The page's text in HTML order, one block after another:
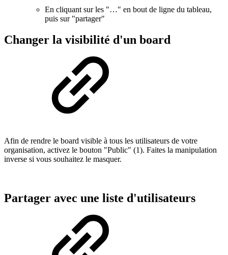
En cliquant sur les "…" en bout de ligne du tableau,
puis sur "partager"
Changer la visibilité d'un board
Afin de rendre le board visible à tous les utilisateurs de votre
organisation, activez le bouton "Public" (1). Faites la manipulation
inverse si vous souhaitez le masquer.
Partager avec une liste d'utilisateurs